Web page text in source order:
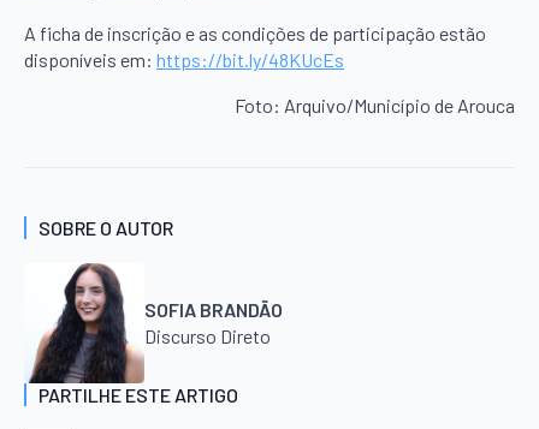
A ficha de inscrição e as condições de participação estão
disponíveis em: https://bit.ly/48KUcEs
Foto: Arquivo/Município de Arouca
SOBRE O AUTOR
SOFIA BRANDÃO
Discurso Direto
PARTILHE ESTE ARTIGO